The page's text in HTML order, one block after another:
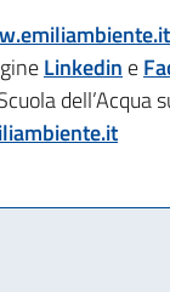
Linkedin e
dell’Acqua